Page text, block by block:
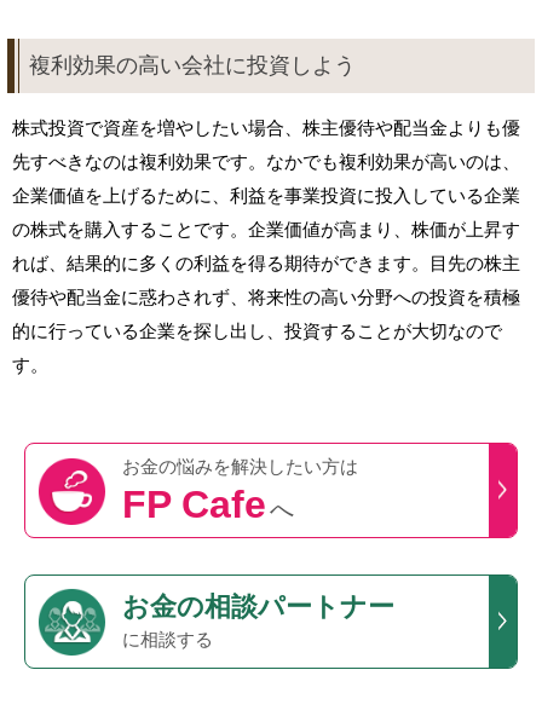
複利効果の高い会社に投資しよう
株式投資で資産を増やしたい場合、株主優待や配当金よりも優
先すべきなのは複利効果です。なかでも複利効果が高いのは、
企業価値を上げるために、利益を事業投資に投入している企業
の株式を購入することです。企業価値が高まり、株価が上昇す
れば、結果的に多くの利益を得る期待ができます。目先の株主
優待や配当金に惑わされず、将来性の高い分野への投資を積極
的に行っている企業を探し出し、投資することが大切なので
す。
お金の悩みを解決したい方は
FP Cafeへ
お金の相談パートナー
に相談する